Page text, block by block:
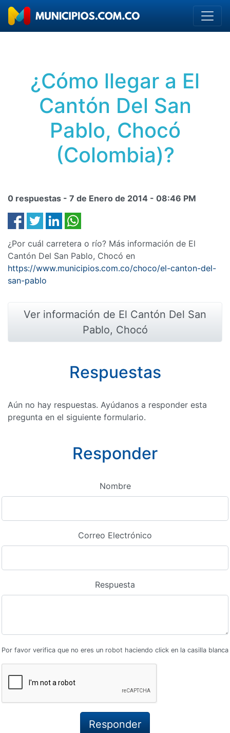
¿Cómo llegar a El
Cantón Del San
Pablo, Chocó
(Colombia)?
0 respuestas - 7 de Enero de 2014 - 08:46 PM
¿Por cuál carretera o río? Más información de El
Cantón Del San Pablo, Chocó en
https://www.municipios.com.co/choco/el-canton-del-
san-pablo
Ver información de El Cantón Del San
Pablo, Chocó
Respuestas
Aún no hay respuestas. Ayúdanos a responder esta
pregunta en el siguiente formulario.
Responder
Nombre
Correo Electrónico
Respuesta
Por favor verifica que no eres un robot haciendo click en la casilla blanca